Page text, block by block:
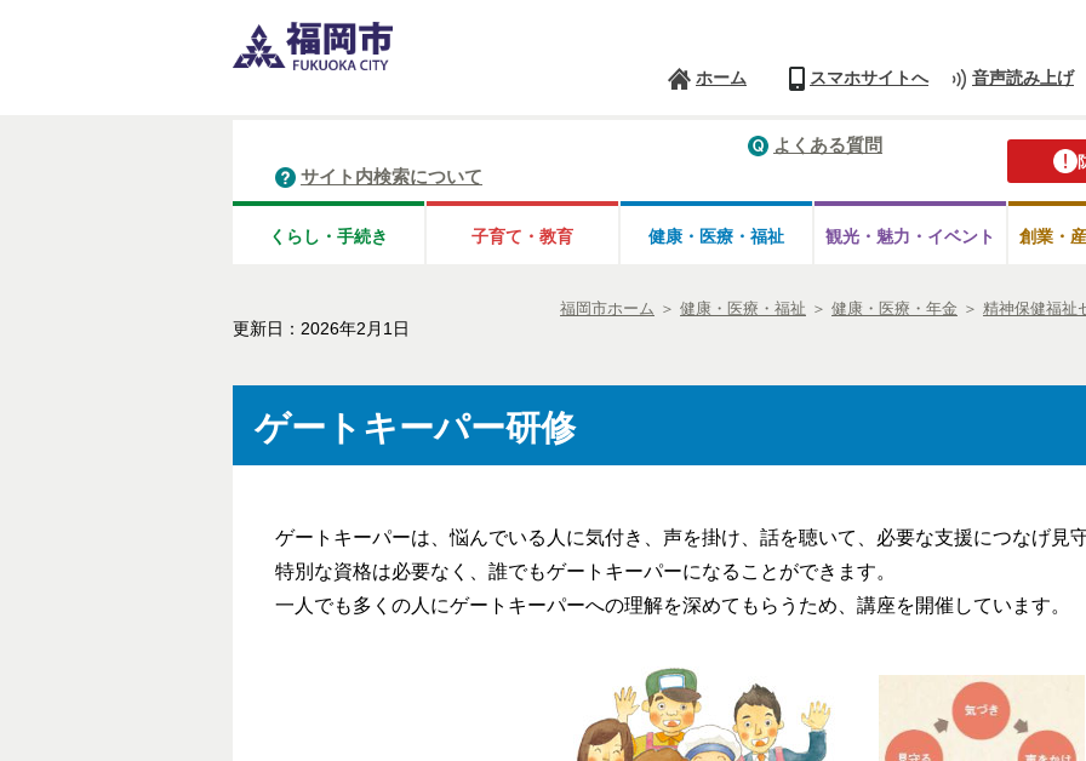
ホーム スマホサイトへ 音声読み上げ
よくある質問
サイト内検索について
くらし・手続き 子育て・教育 健康・医療・ 福祉 観光・魅力・ イベント 創業・
福岡市ホーム ＞ 健康・医療・福祉 ＞ 健康・医療・年金 ＞ 精神保健福祉
更新日：2026年2月1日
ゲートキーパー研修
ゲートキーパーは、悩んでいる人に気付き、声を掛け、話を聴いて、必要な支援につなげ見
特別な資格は必要なく、誰でもゲートキーパーになることができます。
一人でも多くの人にゲートキーパーへの理解を深めてもらうため、講座を開催しています。